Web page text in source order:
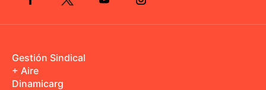
Gestión Sindical
+ Aire
Dinamicarg